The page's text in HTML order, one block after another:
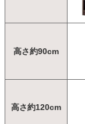
高さ約90cm
高さ約120cm